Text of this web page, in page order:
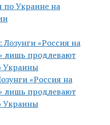
по Украине на
«Россия на
лишь продлевают
Украины